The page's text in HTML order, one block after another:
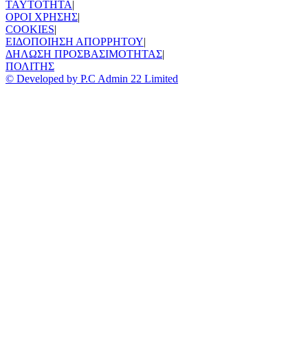
TAYTOTHTA|
ΟΡΟΙ ΧΡΗΣΗΣ|
COOKIES|
ΕΙΔΟΠΟΙΗΣΗ ΑΠΟΡΡΗΤΟΥ|
ΔΗΛΩΣΗ ΠΡΟΣΒΑΣΙΜΟΤΗΤΑΣ|
ΠΟΛΙΤΗΣ
© Developed by P.C Admin 22 Limited